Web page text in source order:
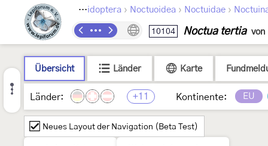
Lepidoptera › Noctuoidea › Noctuidae ›
10104 Noctua tertia von
Übersicht Länder Karte
Länder: +11 Kontinente: EU
Neues Layout der Navigation (Beta Test)